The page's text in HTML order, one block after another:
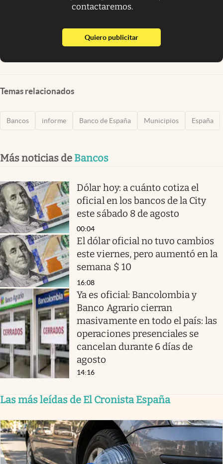
contactaremos.
Quiero publicitarabre en nueva pestaña
Temas relacionados
Bancos informe Banco de España Municipios España
Más noticias de Bancos
Dólar hoy: a cuánto cotiza el
oficial en los bancos de la City
este sábado 8 de agosto
00:04
El dólar oficial no tuvo cambios
este viernes, pero aumentó en la
semana $ 10
16:08
Ya es oficial: Bancolombia y
Banco Agrario cierran
masivamente en todo el país: las
operaciones presenciales se
cancelan durante 6 días de
agosto
14:16
Las más leídas de El Cronista España